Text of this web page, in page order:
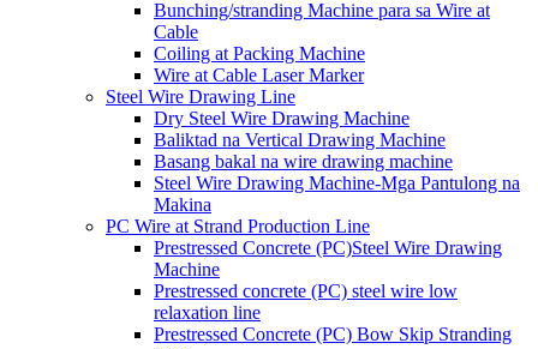
Bunching/stranding Machine para sa Wire at
Cable
Coiling at Packing Machine
Wire at Cable Laser Marker
Steel Wire Drawing Line
Dry Steel Wire Drawing Machine
Baliktad na Vertical Drawing Machine
Basang bakal na wire drawing machine
Steel Wire Drawing Machine-Mga Pantulong na
Makina
PC Wire at Strand Production Line
Prestressed Concrete (PC)Steel Wire Drawing
Machine
Prestressed concrete (PC) steel wire low
relaxation line
Prestressed Concrete (PC) Bow Skip Stranding